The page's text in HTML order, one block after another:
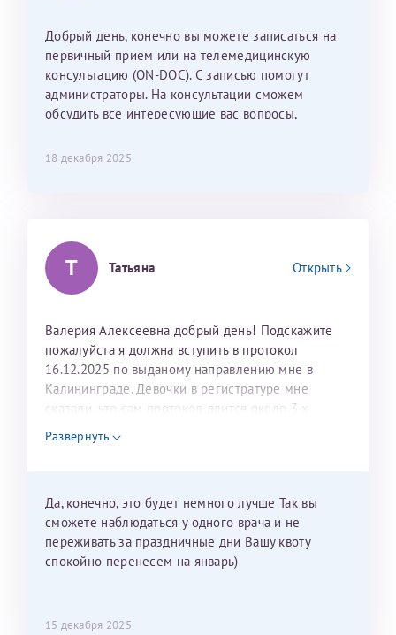
Добрый день, конечно вы можете записаться на
первичный прием или на телемедицинскую
консультацию (ON-DOC). С записью помогут
администраторы. На консультации сможем
обсудить все интересующие вас вопросы,
18 декабря 2025
Т Татьяна Открыть
Валерия Алексеевна добрый день! Подскажите
пожалуйста я должна вступить в протокол
16.12.2025 по выданому направлению мне в
Калининграде. Девочки в регистратуре мне
сказали, что сам протокол длится около 3-х
недель и 3 недели я должна находится в Питере.
Можно мне новый год провести в Калининграде и
Развернуть
Да, конечно, это будет немного лучше Так вы
сможете наблюдаться у одного врача и не
переживать за праздничные дни Вашу квоту
спокойно перенесем на январь)
15 декабря 2025